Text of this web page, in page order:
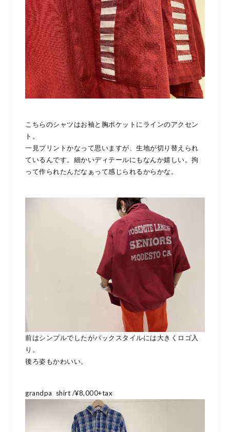
こちらのシャツはお袖と胸ポケットにラインのアクセン
ト。
一見プリントかなって思いますが、生地が切り替えられ
ているんです。 細かいディテールにもなんか嬉しい。拘
って作られたんだなぁって感じられるからかな。
前はシンプルでしたがバックスタイルには大きくロゴ入
り。
後ろ姿もかわいい。
grandpa shirt /¥8,000+tax